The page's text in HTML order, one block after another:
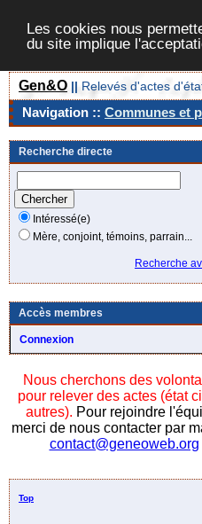
Les cookies nous
du site implique
Gen&O || Relevés d'actes
Navigation :: Communes et
Recherche directe
Intéressé(e)
Mère, conjoint, témoins, parrain...
Recherche
Accès membres
Connexion
Nous cherchons des
pour relever des actes (état
autres). Pour rejoindre
merci de nous contacter par
contact@geneoweb.org
Top